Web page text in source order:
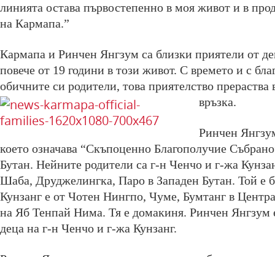
линията остава първостепенно в моя живот и в
на Кармапа.”
Кармапа и Ринчен Янгзум са близки приятели от
повече от 19 години в този живот. С времето и с
обичните си родители, това приятелство прераства
връзка.
Ринчен
което означава “Скъпоценно Благополучие
Бутан. Нейните родители са г-н Ченчо и г-жа
Шаба, Друджелингка, Паро в Западен Бутан. Той е
Кунзанг е от Чотен Нингпо, Чуме, Бумтанг в
на Яб Тенпай Нима. Тя е домакиня. Ринчен Янгзум
деца на г-н Ченчо и г-жа Кунзанг.